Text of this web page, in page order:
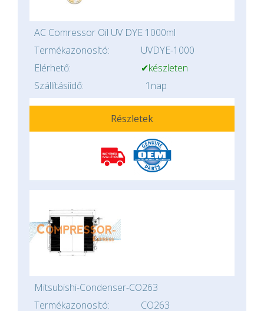
AC Comressor Oil UV DYE 1000ml
Termékazonosító:
UVDYE-1000
Elérhető:
✔készleten
Szállításiidő:
1nap
Részletek
Mitsubishi-Condenser-CO263
Termékazonosító:
CO263